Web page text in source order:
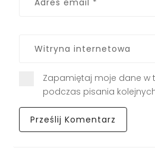
Zapamiętaj moje dane w
podczas pisania